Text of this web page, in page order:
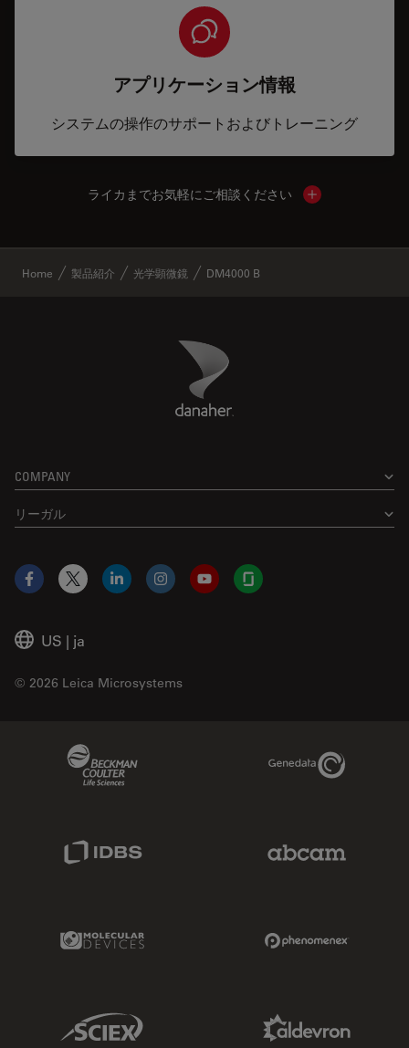
アプリケーション情報
システムの操作のサポートおよびトレーニング
ライカまでお気軽にご相談ください Show local
Home 製品紹介 光学顕微鏡 DM4000 B
Danaher Logo
COMPANY
リーガル
US | ja
© 2026 Leica Microsystems
Facebook
X LinkedInInstagramYouTubeGlassdoor
Genedata Link
Molecular Devices Link
Sciex Link